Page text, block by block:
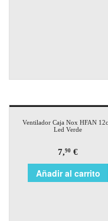
Ventilador Caja Nox HFAN
Led Verde
7,90 €
Añadir al carrito